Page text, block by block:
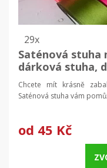
29x
Saténová stuha
dárková stuha,
Chcete mít krásně
Saténová stuha vám
od 45 Kč